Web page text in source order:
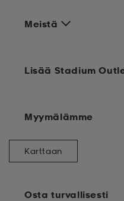
Meistä
Osta turvallisesti
Lisää Stadium
Myymälämme
Karttaan